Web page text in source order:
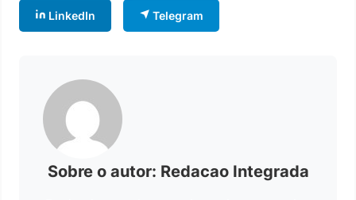
LinkedIn Telegram
Sobre o autor: Redacao Integrada